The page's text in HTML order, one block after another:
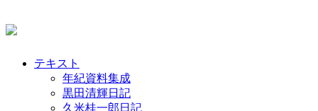
テキスト
年紀資料集成
黒田清輝日記
久米桂一郎日記